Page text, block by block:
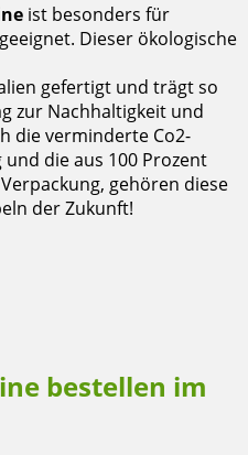
ist besonders für
Dieser ökologische
gefertigt und trägt so
zur Nachhaltigkeit und
die verminderte Co2-
die aus 100 Prozent
gehören diese
der Zukunft!
bestellen im